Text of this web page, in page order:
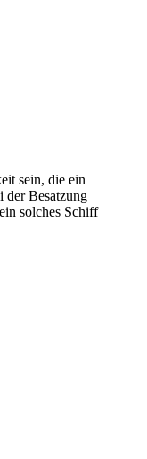
sein, die ein
der Besatzung
solches Schiff